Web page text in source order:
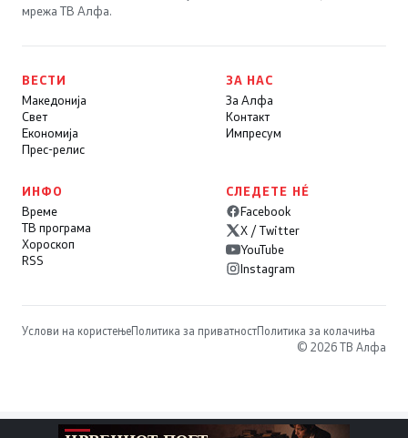
мрежа ТВ Алфа.
ВЕСТИ
Македонија
Свет
Економија
Прес-релис
ЗА НАС
За Алфа
Контакт
Импресум
ИНФО
Време
ТВ програма
Хороскоп
RSS
СЛЕДЕТЕ НÉ
Facebook
X / Twitter
YouTube
Instagram
Услови на користењеПолитика за приватностПолитика за колачиња
© 2026 ТВ Алфа